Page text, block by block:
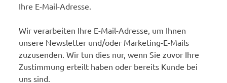
Ihre E-Mail-Adresse.
Wir verarbeiten Ihre E-Mail-Adresse, um Ihnen
unsere Newsletter und/oder Marketing-E-Mails
zuzusenden. Wir tun dies nur, wenn Sie zuvor Ihre
Zustimmung erteilt haben oder bereits Kunde bei
uns sind.